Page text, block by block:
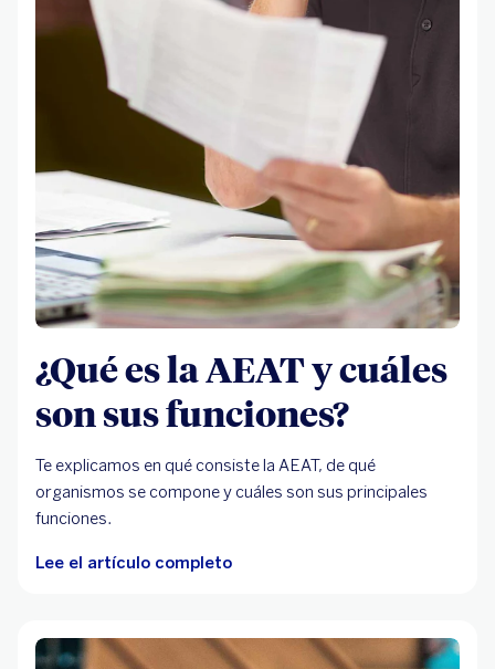
¿Qué es la AEAT y cuáles
son sus funciones?
Te explicamos en qué consiste la AEAT, de qué
organismos se compone y cuáles son sus principales
funciones.
Lee el artículo completo